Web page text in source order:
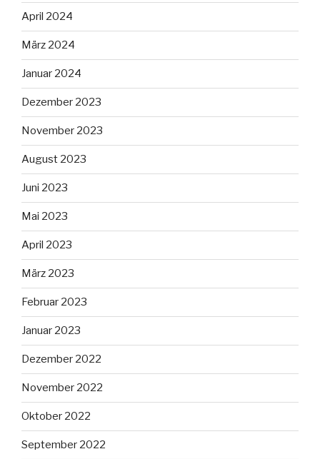
April 2024
März 2024
Januar 2024
Dezember 2023
November 2023
August 2023
Juni 2023
Mai 2023
April 2023
März 2023
Februar 2023
Januar 2023
Dezember 2022
November 2022
Oktober 2022
September 2022